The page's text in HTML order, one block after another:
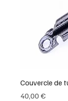
Couvercle de
Prix
40,00 €